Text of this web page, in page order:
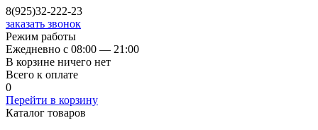
8(925)32-222-23
заказать звонок
Режим работы
Ежедневно с 08:00 — 21:00
В корзине ничего нет
Всего к оплате
0
Перейти в корзину
Каталог товаров